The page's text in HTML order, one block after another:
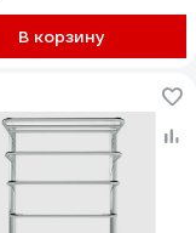
В корзину